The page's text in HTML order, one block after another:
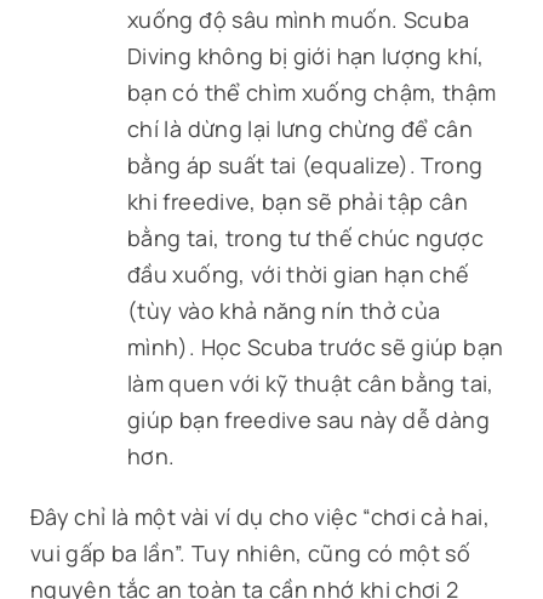
xuống độ sâu mình muốn. Scuba
Diving không bị giới hạn lượng khí,
bạn có thể chìm xuống chậm, thậm
chí là dừng lại lưng chừng để cân
bằng áp suất tai (equalize). Trong
khi freedive, bạn sẽ phải tập cân
bằng tai, trong tư thế chúc ngược
đầu xuống, với thời gian hạn chế
(tùy vào khả năng nín thở của
mình). Học Scuba trước sẽ giúp bạn
làm quen với kỹ thuật cân bằng tai,
giúp bạn freedive sau này dễ dàng
hơn.
Đây chỉ là một vài ví dụ cho việc “chơi cả hai,
vui gấp ba lần”. Tuy nhiên, cũng có một số
nguyên tắc an toàn ta cần nhớ khi chơi 2